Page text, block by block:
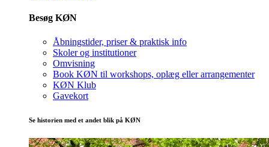
Besøg KØN
Åbningstider, priser & praktisk info
Skoler og institutioner
Omvisning
Book KØN til workshops, oplæg eller arrangementer
KØN Klub
Gavekort
Se historien med et andet blik på KØN